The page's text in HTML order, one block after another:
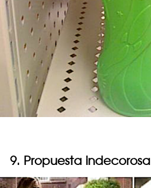
9. Propuesta indecorosa